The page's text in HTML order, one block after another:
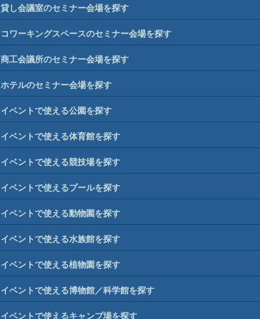
貸し会議室のセミナー会場を探す
コワーキングスペースのセミナー会場を探す
商工会議所のセミナー会場を探す
ホテルのセミナー会場を探す
イベントで使える公園を探す
イベントで使える体育館を探す
イベントで使える競技場を探す
イベントで使えるプールを探す
イベントで使える動物園を探す
イベントで使える水族館を探す
イベントで使える植物園を探す
イベントで使える博物館／科学館を探す
イベントで使えるキャンプ場を探す